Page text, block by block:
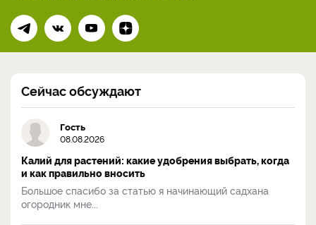
Сейчас обсуждают
Гость
08.08.2026
Калий для растений: какие удобрения выбрать, когда
и как правильно вносить
Большое спасибо за статью я начинающий садхана
огородник мне...